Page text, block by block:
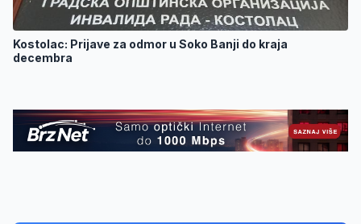
Kostolac: Prijave za odmor u Soko Banji do kraja
decembra